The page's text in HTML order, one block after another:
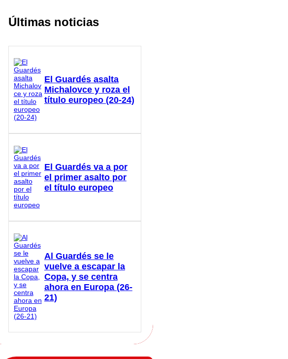
Últimas noticias
El Guardés asalta
Michalovce y roza el
título europeo (20-24)
El Guardés va a por
el primer asalto por
el título europeo
Al Guardés se le
vuelve a escapar la
Copa, y se centra
ahora en Europa (26-
21)